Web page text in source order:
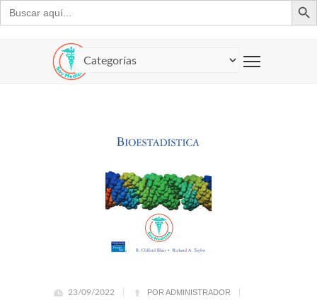
23/09/2022
POR ADMINISTRADOR